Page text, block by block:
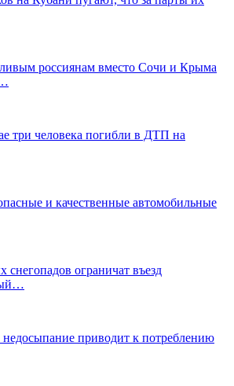
россиянам вместо Сочи и Крыма
три человека погибли в ДТП на
и качественные автомобильные
снегопадов ограничат въезд
приводит к потреблению